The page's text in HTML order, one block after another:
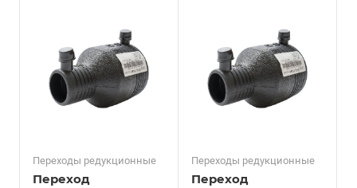
Переходы редукционные
Переход
Переходы редукционные
Переход